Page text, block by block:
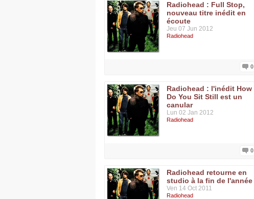
Radiohead : Full Stop,
nouveau titre inédit en
écoute
Jeu 07 Jun 2012
Radiohead
0
Radiohead : l'inédit How
Do You Sit Still est un
canular
Lun 02 Jan 2012
Radiohead
0
Radiohead retourne en
studio à la fin de l'année
Ven 14 Oct 2011
Radiohead